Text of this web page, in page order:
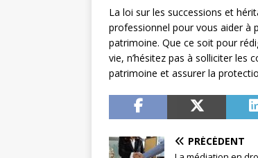
La loi sur les successions et
professionnel pour vous aider à
patrimoine. Que ce soit pour
vie, n’hésitez pas à solliciter les
patrimoine et assurer la
PRÉCÉDENT